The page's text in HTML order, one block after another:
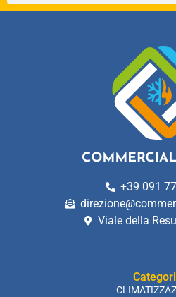
+39 091
Viale della